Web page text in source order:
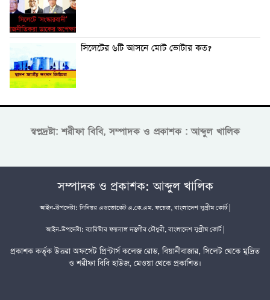
সিলেটের ৬টি আসনে মোট ভোটার কত?
স্বপ্নদ্রষ্টা: শরীফা বিবি, সম্পাদক ও প্রকাশক : আব্দুল খালিক
সম্পাদক ও প্রকাশক: আব্দুল খালিক
আইন-উপদেষ্টা: সিনিয়র এডভোকেট এ.কে.এম. ফয়েজ, বাংলাদেশ সুপ্রীম কোর্ট |
আইন-উপদেষ্টা: ব্যারিস্টার ফয়সাল দস্তগীর চৌধুরী, বাংলাদেশ সুপ্রীম কোর্ট |
প্রকাশক কর্তৃক উত্তরা অফসেট প্রিন্টার্স কলেজ রোড, বিয়ানীবাজার, সিলেট থেকে মুদ্রিত
ও শরীফা বিবি হাউজ, মেওয়া থেকে প্রকাশিত।